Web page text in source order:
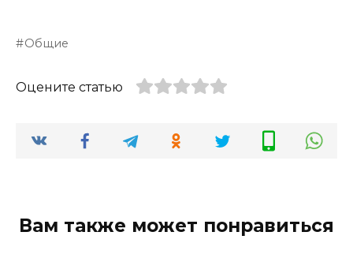
Общие
Оцените статью
Вам также может понравиться